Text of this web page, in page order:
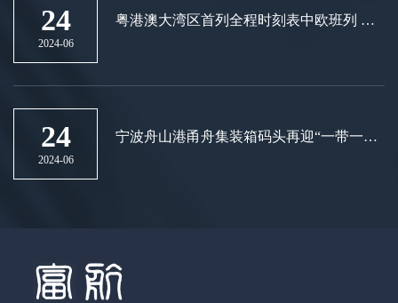
24
2024-06
粤港澳大湾区首列全程时刻表中欧班列 在
24
2024-06
宁波舟山港甬舟集装箱码头再迎“一带一